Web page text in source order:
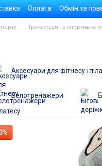
Оплата Обмін та
оферти Угода
компаніїТренажери та спортивне
Аксесуари для фітнесу і
Велотренажери